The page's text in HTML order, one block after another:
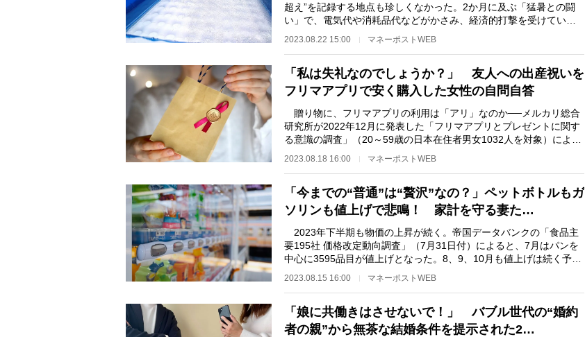
超え”を記録する地点も珍しくなかった。2か月に及ぶ「猛暑との闘
い」で、電気代や消耗品代などがかさみ、経済的打撃を受けている
2023.08.22 15:00 マネーポストWEB
「私は失礼なのでしょうか？」 友人への出産祝いを
フリマアプリで安く購入した女性の自問自答
贈り物に、フリマアプリの利用は「アリ」なのか──メルカリ総合
研究所が2022年12月に発表した「フリマアプリとプレゼントに関す
る意識の調査」（20～59歳の日本在住者男女1032人を対象）による
2023.08.18 16:00 マネーポストWEB
「今までの“普通”は“贅沢”なの？」ペットボトルもガ
ソリンも値上げで悲鳴！ 家計を守る妻た…
2023年下半期も物価の上昇が続く。帝国データバンクの「食品主
要195社 価格改定動向調査」（7月31日付）によると、7月はパンを
中心に3595品目が値上げとなった。8、9、10月も値上げは続く予定
2023.08.15 16:00 マネーポストWEB
「娘に共働きはさせないで！」 バブル世代の“婚約
者の親”から無茶な結婚条件を提示された2…